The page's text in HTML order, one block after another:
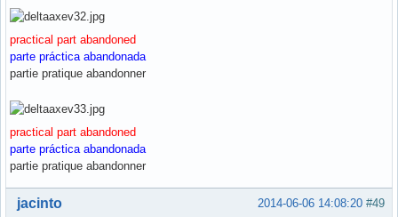
practical part abandoned
parte práctica abandonada
partie pratique abandonner
practical part abandoned
parte práctica abandonada
partie pratique abandonner
Hors ligne #49
2014-06-06 14:08:20
jacinto